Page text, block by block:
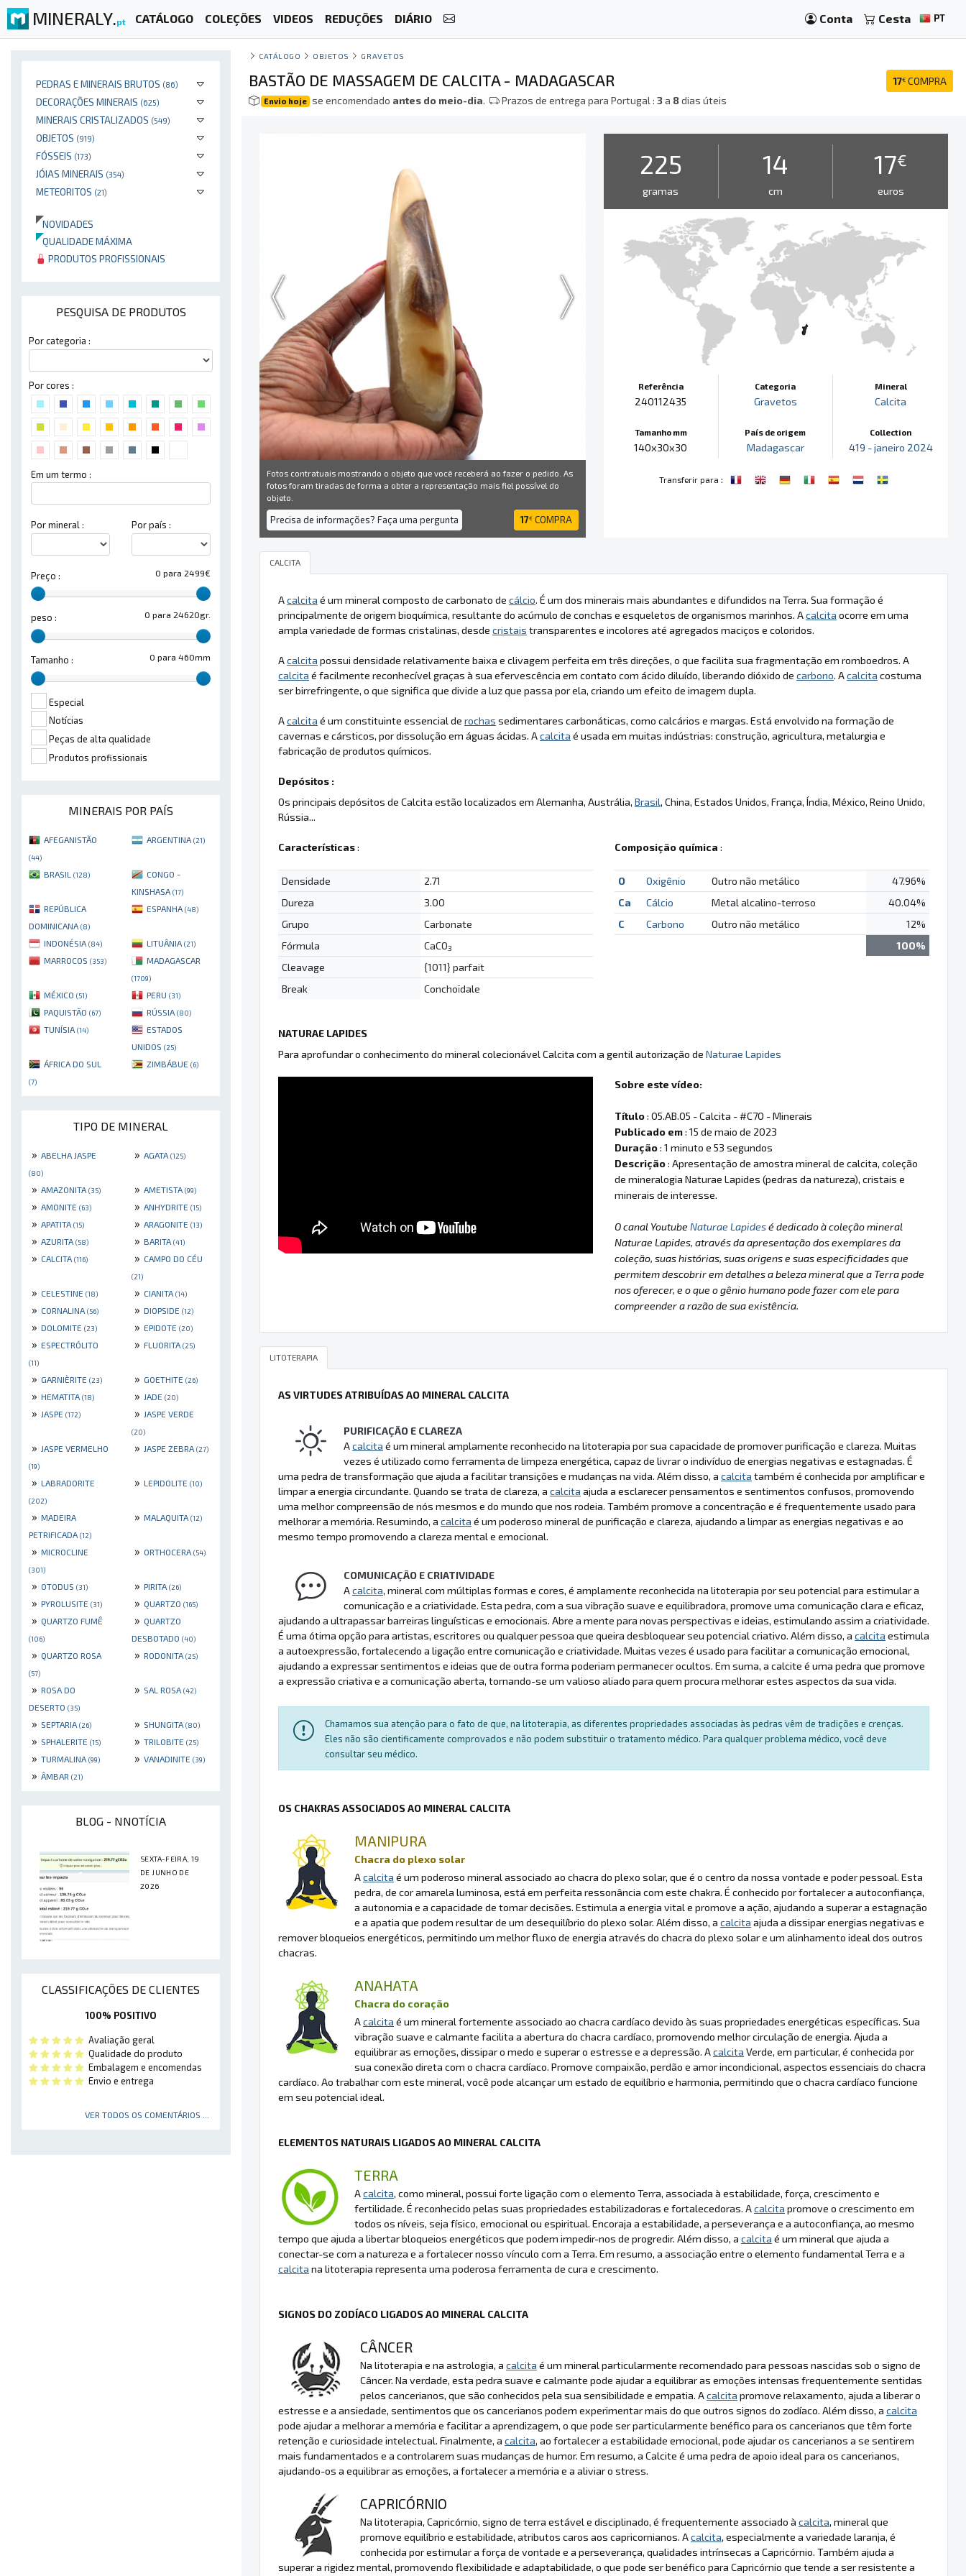
MINERALY.pt CATÁLOGO COLEÇÕES VIDEOS REDUÇÕES DIÁRIO Conta Cesta PT
PEDRAS E MINERAIS BRUTOS (86)
DECORAÇÕES MINERAIS (625)
MINERAIS CRISTALIZADOS (549)
OBJETOS (919)
FÓSSEIS (173)
JÓIAS MINERAIS (354)
METEORITOS (21)
NOVIDADES
QUALIDADE MÁXIMA
PRODUTOS PROFISSIONAIS
PESQUISA DE PRODUTOS
Por categoria :
Por cores :
Em um termo :
Por mineral : Por país :
0 para 2499€
Preço :
0 para 24620gr.
peso :
0 para 460mm
Tamanho :
Especial
Notícias
Peças de alta qualidade
Produtos profissionais
MINERAIS POR PAÍS
AFEGANISTÃO
(44)
ARGENTINA (21)
BRASIL (128)
CONGO -
KINSHASA (17)
REPÚBLICA
DOMINICANA (8)
ESPANHA (48)
INDONÉSIA (84) LITUÂNIA (21)
MARROCOS (353) MADAGASCAR
(1709)
MÉXICO (51) PERU (31)
PAQUISTÃO (67) RÚSSIA (80)
TUNÍSIA (14)
ESTADOS
UNIDOS (25)
ÁFRICA DO SUL
(7)
ZIMBÁBUE (6)
TIPO DE MINERAL
» ABELHA JASPE
(80)
» AGATA (125)
» AMAZONITA (35) » AMETISTA (99)
» AMONITE (63) » ANHYDRITE (15)
» APATITA (15) » ARAGONITE (13)
» AZURITA (58) » BARITA (41)
» CALCITA (116) » CAMPO DO CÉU
(21)
» CELESTINE (18) » CIANITA (14)
» CORNALINA (56) » DIOPSIDE (12)
» DOLOMITE (23) » EPIDOTE (20)
» ESPECTRÓLITO
(11)
» FLUORITA (25)
» GARNIÈRITE (23) » GOETHITE (26)
» HEMATITA (18) » JADE (20)
» JASPE (172) » JASPE VERDE
(20)
» JASPE VERMELHO
(19)
» JASPE ZEBRA (27)
» LABRADORITE
(202)
» LEPIDOLITE (10)
» MADEIRA
PETRIFICADA (12)
» MALAQUITA (12)
» MICROCLINE
(301)
» ORTHOCERA (54)
» OTODUS (31) » PIRITA (26)
» PYROLUSITE (31) » QUARTZO (165)
» QUARTZO FUMÊ
(106)
» QUARTZO
DESBOTADO (40)
» QUARTZO ROSA
(57)
» RODONITA (25)
» ROSA DO
DESERTO (35)
» SAL ROSA (42)
» SEPTARIA (26) » SHUNGITA (80)
» SPHALERITE (15) » TRILOBITE (25)
» TURMALINA (99) » VANADINITE (39)
» ÂMBAR (21)
BLOG - NNOTÍCIA
SEXTA-FEIRA, 19
DE JUNHO DE
2026
CLASSIFICAÇÕES DE CLIENTES
100% POSITIVO
Avaliação geral
Qualidade do produto
Embalagem e encomendas
Envio e entrega
VER TODOS OS COMENTÁRIOS ...
CATÁLOGO OBJETOS GRAVETOS
17€ COMPRA
BASTÃO DE MASSAGEM DE CALCITA - MADAGASCAR
Envio hoje se encomendado antes do meio-dia. Prazos de entrega para Portugal :3a 8dias úteis
Fotos contratuais mostrando o objeto que você receberá ao fazer o pedido. As
fotos foram tiradas de forma a obter a representação mais fiel possível do
objeto.
Precisa de informações? Faça uma pergunta 17€ COMPRA
225
gramas
14
cm
17€
euros
Referência
240112435
Tamanho mm
140x30x30
Categoria
Gravetos
País de origem
Madagascar
Mineral
Calcita
Collection
419 - janeiro 2024
Transferir para :
CALCITA
Acalcita é um mineral composto de carbonato de cálcio. É um dos minerais mais abundantes e difundidos na Terra. Sua formação é
principalmente de origem bioquímica, resultante do acúmulo de conchas e esqueletos de organismos marinhos. Acalcita ocorre em uma
ampla variedade de formas cristalinas, desde cristais transparentes e incolores até agregados maciços e coloridos.
Acalcita possui densidade relativamente baixa e clivagem perfeita em três direções, o que facilita sua fragmentação em romboedros. A
calcita é facilmente reconhecível graças à sua efervescência em contato com ácido diluído, liberando dióxido de carbono. Acalcita costuma
ser birrefringente, o que significa que divide a luz que passa por ela, criando um efeito de imagem dupla.
Acalcita é um constituinte essencial de rochas sedimentares carbonáticas, como calcários e margas. Está envolvido na formação de
cavernas e cársticos, por dissolução em águas ácidas. Acalcita é usada em muitas indústrias: construção, agricultura, metalurgia e
fabricação de produtos químicos.
Depósitos :
Os principais depósitos de Calcita estão localizados em Alemanha, Austrália, Brasil, China, Estados Unidos, França, Índia, México, Reino Unido,
Rússia...
Características:
Densidade
2.71
Dureza
3.00
Grupo
Carbonate
Fórmula
CaCO3
Cleavage
{1011} parfait
Break
Conchoïdale
Composição química :
O Oxigênio Outro não metálico
47.96%
Ca
Cálcio Metal alcalino-terroso
40.04%
C
Carbono Outro não metálico
12%
100%
NATURAE LAPIDES
Para aprofundar o conhecimento do mineral colecionável Calcita com a gentil autorização de Naturae Lapides
Sobre este vídeo:
Título: 05.AB.05 - Calcita - #C70 - Minerais
Publicado em: 15 de maio de 2023
Duração: 1 minuto e 53 segundos
Descrição: Apresentação de amostra mineral de calcita, coleção
de mineralogia Naturae Lapides (pedras da natureza), cristais e
minerais de interesse.
O canal Youtube Naturae Lapidesé dedicado à coleção mineral
Naturae Lapides, através da apresentação dos exemplares da
coleção, suas histórias, suas origens e suas especificidades que
permitem descobrir em detalhes a beleza mineral que a Terra pode
nos oferecer, e o que o gênio humano pode fazer com ele para
compreender a razão de sua existência.
LITOTERAPIA
AS VIRTUDES ATRIBUÍDAS AO MINERAL CALCITA
PURIFICAÇÃO E CLAREZA
Acalcita é um mineral amplamente reconhecido na litoterapia por sua capacidade de promover purificação e clareza. Muitas
vezes é utilizado como ferramenta de limpeza energética, capaz de livrar o indivíduo de energias negativas e estagnadas. É
uma pedra de transformação que ajuda a facilitar transições e mudanças na vida. Além disso, a calcita também é conhecida por amplificar e
limpar a energia circundante. Quando se trata de clareza, a calcita ajuda a esclarecer pensamentos e sentimentos confusos, promovendo
uma melhor compreensão de nós mesmos e do mundo que nos rodeia. Também promove a concentração e é frequentemente usado para
melhorar a memória. Resumindo, a calcita é um poderoso mineral de purificação e clareza, ajudando a limpar as energias negativas e ao
mesmo tempo promovendo a clareza mental e emocional.
COMUNICAÇÃO E CRIATIVIDADE
Acalcita, mineral com múltiplas formas e cores, é amplamente reconhecida na litoterapia por seu potencial para estimular a
comunicação e a criatividade. Esta pedra, com a sua vibração suave e equilibradora, promove uma comunicação clara e eficaz,
ajudando a ultrapassar barreiras linguísticas e emocionais. Abre a mente para novas perspectivas e ideias, estimulando assim a criatividade.
É uma ótima opção para artistas, escritores ou qualquer pessoa que queira desbloquear seu potencial criativo. Além disso, a calcita estimula
a autoexpressão, fortalecendo a ligação entre comunicação e criatividade. Muitas vezes é usado para facilitar a comunicação emocional,
ajudando a expressar sentimentos e ideias que de outra forma poderiam permanecer ocultos. Em suma, a calcite é uma pedra que promove
a expressão criativa e a comunicação aberta, tornando-se um valioso aliado para quem procura melhorar estes aspectos da sua vida.
Chamamos sua atenção para o fato de que, na litoterapia, as diferentes propriedades associadas às pedras vêm de tradições e crenças.
Eles não são cientificamente comprovados e não podem substituir o tratamento médico. Para qualquer problema médico, você deve
consultar seu médico.
OS CHAKRAS ASSOCIADOS AO MINERAL CALCITA
MANIPURA
Chacra do plexo solar
Acalcita é um poderoso mineral associado ao chacra do plexo solar, que é o centro da nossa vontade e poder pessoal. Esta
pedra, de cor amarela luminosa, está em perfeita ressonância com este chakra. É conhecido por fortalecer a autoconfiança,
a autonomia e a capacidade de tomar decisões. Estimula a energia vital e promove a ação, ajudando a superar a estagnação
e a apatia que podem resultar de um desequilíbrio do plexo solar. Além disso, a calcita ajuda a dissipar energias negativas e
remover bloqueios energéticos, permitindo um melhor fluxo de energia através do chacra do plexo solar e um alinhamento ideal dos outros
chacras.
ANAHATA
Chacra do coração
Acalcita é um mineral fortemente associado ao chacra cardíaco devido às suas propriedades energéticas específicas. Sua
vibração suave e calmante facilita a abertura do chacra cardíaco, promovendo melhor circulação de energia. Ajuda a
equilibrar as emoções, dissipar o medo e superar o estresse e a depressão. Acalcita Verde, em particular, é conhecida por
sua conexão direta com o chacra cardíaco. Promove compaixão, perdão e amor incondicional, aspectos essenciais do chacra
cardíaco. Ao trabalhar com este mineral, você pode alcançar um estado de equilíbrio e harmonia, permitindo que o chacra cardíaco funcione
em seu potencial ideal.
ELEMENTOS NATURAIS LIGADOS AO MINERAL CALCITA
TERRA
Acalcita, como mineral, possui forte ligação com o elemento Terra, associada à estabilidade, força, crescimento e
fertilidade. É reconhecido pelas suas propriedades estabilizadoras e fortalecedoras. Acalcita promove o crescimento em
todos os níveis, seja físico, emocional ou espiritual. Encoraja a estabilidade, a perseverança e a autoconfiança, ao mesmo
tempo que ajuda a libertar bloqueios energéticos que podem impedir-nos de progredir. Além disso, a calcita é um mineral que ajuda a
conectar-se com a natureza e a fortalecer nosso vínculo com a Terra. Em resumo, a associação entre o elemento fundamental Terra e a
calcita na litoterapia representa uma poderosa ferramenta de cura e crescimento.
SIGNOS DO ZODÍACO LIGADOS AO MINERAL CALCITA
CÂNCER
Na litoterapia e na astrologia, a calcita é um mineral particularmente recomendado para pessoas nascidas sob o signo de
Câncer. Na verdade, esta pedra suave e calmante pode ajudar a equilibrar as emoções intensas frequentemente sentidas
pelos cancerianos, que são conhecidos pela sua sensibilidade e empatia. Acalcita promove relaxamento, ajuda a liberar o
estresse e a ansiedade, sentimentos que os cancerianos podem experimentar mais do que outros signos do zodíaco. Além disso, a calcita
pode ajudar a melhorar a memória e facilitar a aprendizagem, o que pode ser particularmente benéfico para os cancerianos que têm forte
retenção e curiosidade intelectual. Finalmente, a calcita, ao fortalecer a estabilidade emocional, pode ajudar os cancerianos a se sentirem
mais fundamentados e a controlarem suas mudanças de humor. Em resumo, a Calcite é uma pedra de apoio ideal para os cancerianos,
ajudando-os a equilibrar as emoções, a fortalecer a memória e a aliviar o stress.
CAPRICÓRNIO
Na litoterapia, Capricórnio, signo de terra estável e disciplinado, é frequentemente associado à calcita, mineral que
promove equilíbrio e estabilidade, atributos caros aos capricornianos. Acalcita, especialmente a variedade laranja, é
conhecida por estimular a força de vontade e a perseverança, qualidades intrínsecas a Capricórnio. Também ajuda a
superar a rigidez mental, promovendo flexibilidade e adaptabilidade, o que pode ser benéfico para Capricórnio que tende a ser resistente a